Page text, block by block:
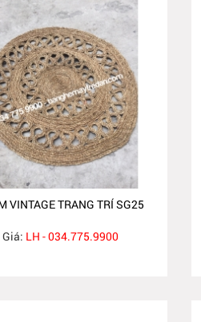
VINTAGE TRANG TRÍ SG25
Giá: LH - 034.775.9900